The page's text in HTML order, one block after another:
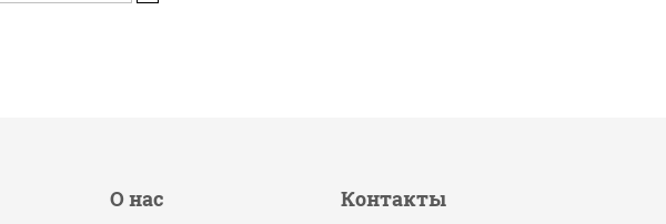
О нас Контакты